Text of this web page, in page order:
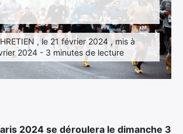
, le 21 février 2024 , mis à
2024 - 3 minutes de lecture
2024 se déroulera le dimanche 3